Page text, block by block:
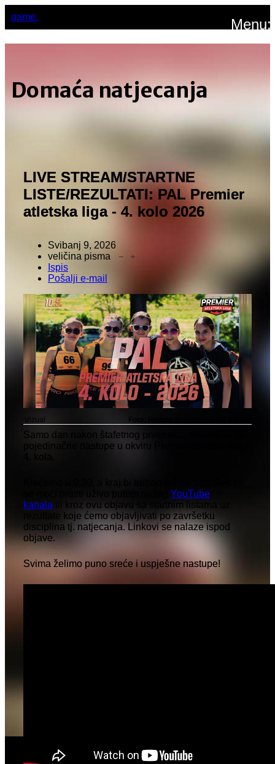
game. Menu:
Domaća natjecanja
LIVE STREAM/STARTNE
LISTE/REZULTATI: PAL Premier
atletska liga - 4. kolo 2026
Svibanj 9, 2026
veličina pisma
Ispis
Pošalji e-mail
Foto: Renato Branđolica/AK Agram
Vizual
Samo dan nakon štafetnog prvenstva, vrijeme je za
pojedinačne nastupe u okviru Premier atletske lige i
YouTube
kanala ili kroz ovu objavu sa startnim listama uz
rezultate koje ćemo objavljivati po završetku
disciplina tj. natjecanja. Linkovi se nalaze ispod
objave.
Svima želimo puno sreće i uspješne nastupe!